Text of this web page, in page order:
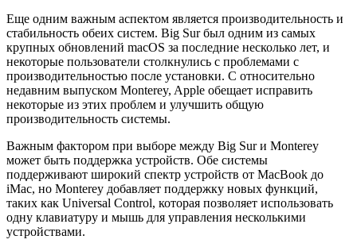
Еще одним важным аспектом является производительность и
стабильность обеих систем. Big Sur был одним из самых
крупных обновлений macOS за последние несколько лет, и
некоторые пользователи столкнулись с проблемами с
производительностью после установки. С относительно
недавним выпуском Monterey, Apple обещает исправить
некоторые из этих проблем и улучшить общую
производительность системы.
Важным фактором при выборе между Big Sur и Monterey
может быть поддержка устройств. Обе системы
поддерживают широкий спектр устройств от MacBook до
iMac, но Monterey добавляет поддержку новых функций,
таких как Universal Control, которая позволяет использовать
одну клавиатуру и мышь для управления несколькими
устройствами.